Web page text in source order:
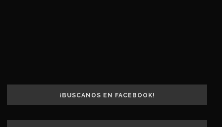
¡BUSCANOS EN FACEBOOK!